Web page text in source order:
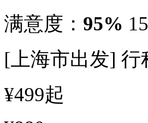
满意度： 95%
[上海市出发] 行
¥499起